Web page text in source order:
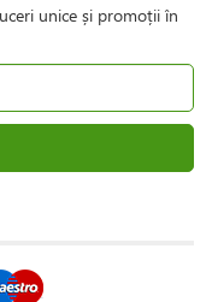
unice și promoții în